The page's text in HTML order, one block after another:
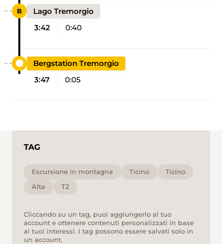
Lago Tremorgio
3:42
0:40
Bergstation Tremorgio
3:47
0:05
TAG
Escursione in montagna Ticino
Ticino
Alta
T2
Cliccando su un tag, puoi aggiungerlo al tuo
account e ottenere contenuti personalizzati in base
ai tuoi interessi. I tag possono essere salvati solo in
un account.